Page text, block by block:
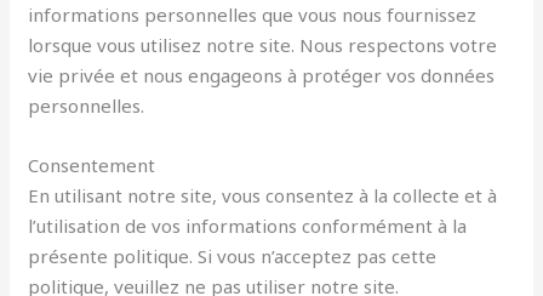
informations personnelles que vous nous fournissez
lorsque vous utilisez notre site. Nous respectons votre
vie privée et nous engageons à protéger vos données
personnelles.
Consentement
En utilisant notre site, vous consentez à la collecte et à
l’utilisation de vos informations conformément à la
présente politique. Si vous n’acceptez pas cette
politique, veuillez ne pas utiliser notre site.